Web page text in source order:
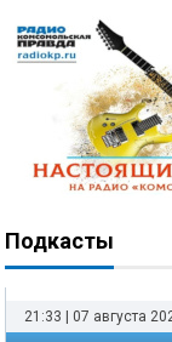
Подкасты
21:33 | 07 августа